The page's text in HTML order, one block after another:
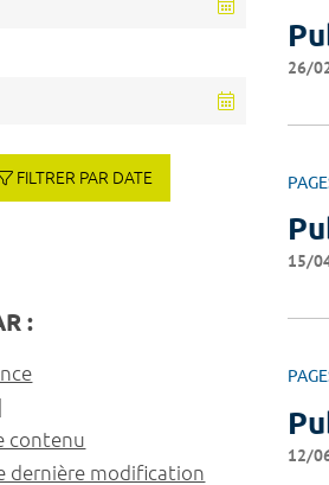
26/
15/
12/
FILTRER PAR DATE
:
contenu
dernière modification